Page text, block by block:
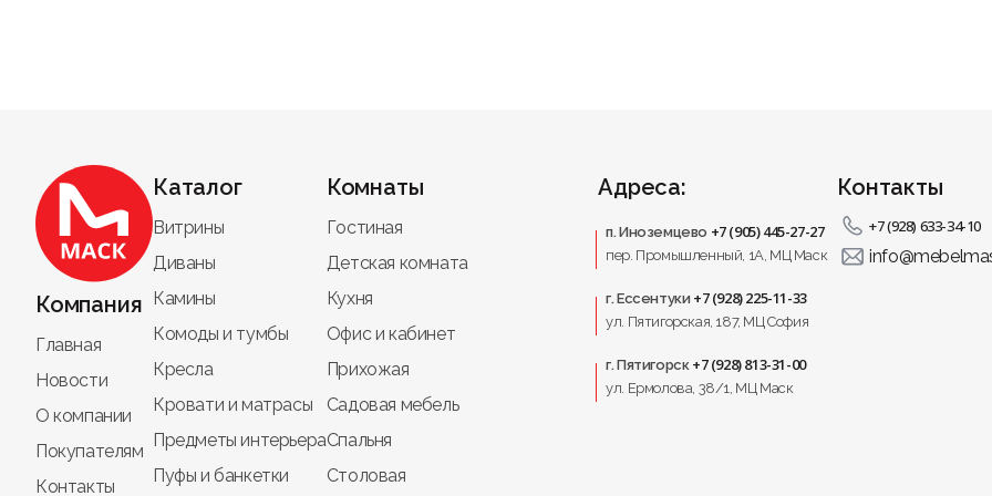
Оформите заказ онлайн или по телефону.
Получите
Полубарные стулья от Мебель МАСК- это удобное решение для современных кухонь и функциональных
Компания
Главная
Новости
О компании
Покупателям
Контакты
Каталог
Витрины
Диваны
Камины
Комоды и тумбы
Кресла
Кровати и матрасы
Предметы интерьера
Пуфы и банкетки
Комнаты
Гостиная
Детская комната
Кухня
Офис и кабинет
Прихожая
Садовая мебель
Спальня
Столовая
Адреса:
п. Иноземцево +7 (905) 445-27-27
пер. Промышленный, 1A, МЦ Маск
г. Ессентуки +7 (928) 225-11-33
ул. Пятигорская, 187, МЦ София
г. Пятигорск +7 (928) 813-31-00
ул. Ермолова, 38/1, МЦ Маск
Контакты
+7 (928) 633-34-10